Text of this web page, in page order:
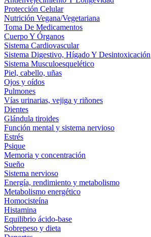
Protección Celular
Nutrición Vegana/Vegetariana
Toma De Medicamentos
Cuerpo Y Órganos
Sistema Cardiovascular
Sistema Digestivo, Hígado Y Desintoxicación
Sistema Musculoesquelético
Piel, cabello, uñas
Ojos y oídos
Pulmones
Vías urinarias, vejiga y riñones
Dientes
Glándula tiroides
Función mental y sistema nervioso
Estrés
Psique
Memoria y concentración
Sueño
Sistema nervioso
Energía, rendimiento y metabolismo
Metabolismo energético
Homocisteína
Histamina
Equilibrio ácido-base
Sobrepeso y dieta